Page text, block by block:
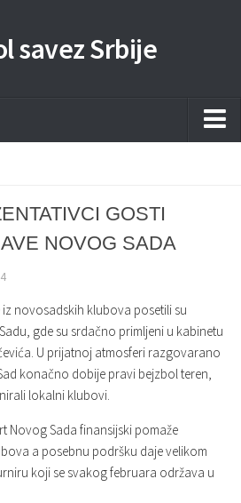
savez Srbije
GOSTI
NOVOG SADA
novosadskih klubova posetili su
gde su srdačno primljeni u kabinetu
U prijatnoj atmosferi razgovarano
konačno dobije pravi bejzbol teren,
lokalni klubovi.
Novog Sada finansijski pomaže
a posebnu podršku daje velikom
koji se svakog februara održava u